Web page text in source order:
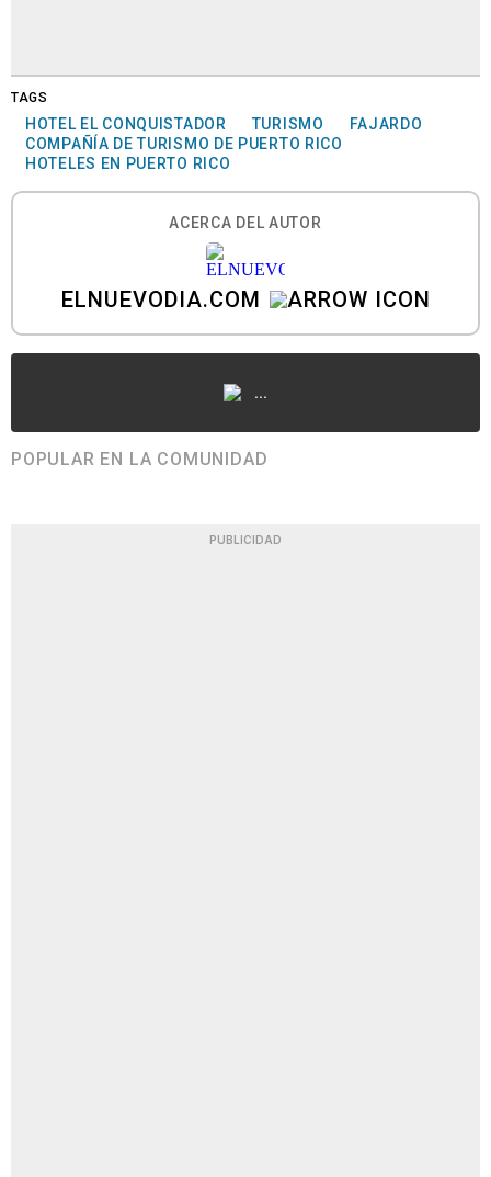
TAGS
HOTEL EL CONQUISTADOR TURISMO
FAJARDO
COMPAÑÍA DE TURISMO DE PUERTO RICO
HOTELES EN PUERTO RICO
ACERCA DEL AUTOR
ELNUEVODIA.COM
...
POPULAR EN LA COMUNIDAD
PUBLICIDAD